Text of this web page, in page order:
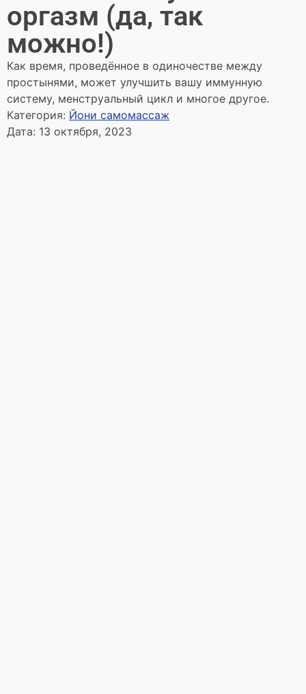
оргазм (да, так
можно!)
Как время, проведённое в одиночестве между
простынями, может улучшить вашу иммунную
систему, менструальный цикл и многое другое.
Категория: Йони самомассаж
Дата: 13 октября, 2023